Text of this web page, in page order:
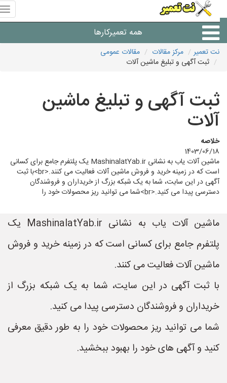
همه تعمیرکارها
شرکت های تعمیرات لوازم
نت تعمیر مرکز مقالات
مقالات عمومی
ثبت آگهی و تبلیغ ماشین آلات
ثبت آگهی و تبلیغ ماشین
آلات
خلاصه
1403/06/18
ماشین آلات یاب به نشانی MashinalatYab.ir یک پلتفرم جامع برای کسانی
است که در زمینه خرید و فروش ماشین آلات فعالیت می کنند.<br>با ثبت
آگهی در این سایت، شما به یک شبکه بزرگ از خریداران و فروشندگان
دسترسی پیدا می کنید.<br>شما می توانید ریز محصولات خود را
ماشین آلات یاب به نشانی MashinalatYab.ir یک
پلتفرم جامع برای کسانی است که در زمینه خرید و فروش
ماشین آلات فعالیت می کنند.
با ثبت آگهی در این سایت، شما به یک شبکه بزرگ از
خریداران و فروشندگان دسترسی پیدا می کنید.
شما می توانید ریز محصولات خود را به طور دقیق معرفی
کنید و آگهی های خود را بهبود ببخشید.